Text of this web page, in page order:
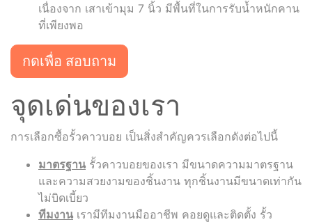
เนื่องจาก เสาเข้ามุม 7 นิ้ว มีพื้นที่ในการรับน้ำหนักคาน
ที่เพียงพอ
กดเพื่อ สอบถาม
จุดเด่นของเรา
การเลือกซื้อรั้วคาวบอย เป็นสิ่งสำคัญควรเลือกดังต่อไปนี้
มาตรฐาน รั้วคาวบอยของเรา มีขนาดความมาตรฐาน
และความสวยงามของชิ้นงาน ทุกชิ้นงานมีขนาดเท่ากัน
ไม่บิดเบี้ยว
ทีมงาน เรามีทีมงานมืออาชีพ คอยดูและติดตั้ง รั้ว